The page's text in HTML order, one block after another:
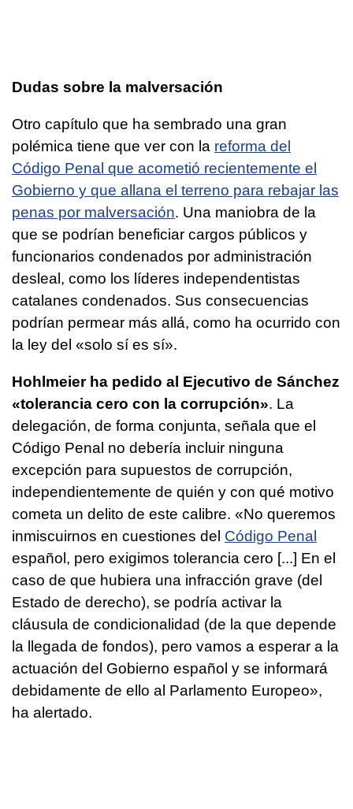
Dudas sobre la malversación
Otro capítulo que ha sembrado una gran
polémica tiene que ver con la reforma del
Código Penal que acometió recientemente el
Gobierno y que allana el terreno para rebajar las
penas por malversación. Una maniobra de la
que se podrían beneficiar cargos públicos y
funcionarios condenados por administración
desleal, como los líderes independentistas
catalanes condenados. Sus consecuencias
podrían permear más allá, como ha ocurrido con
la ley del «solo sí es sí».
Hohlmeier ha pedido al Ejecutivo de Sánchez
«tolerancia cero con la corrupción». La
delegación, de forma conjunta, señala que el
Código Penal no debería incluir ninguna
excepción para supuestos de corrupción,
independientemente de quién y con qué motivo
cometa un delito de este calibre. «No queremos
inmiscuirnos en cuestiones del Código Penal
español, pero exigimos tolerancia cero [...] En el
caso de que hubiera una infracción grave (del
Estado de derecho), se podría activar la
cláusula de condicionalidad (de la que depende
la llegada de fondos), pero vamos a esperar a la
actuación del Gobierno español y se informará
debidamente de ello al Parlamento Europeo»,
ha alertado.